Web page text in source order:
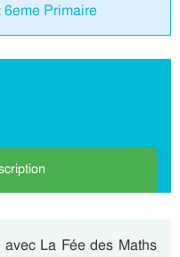
6eme Primaire
La Fée des Maths